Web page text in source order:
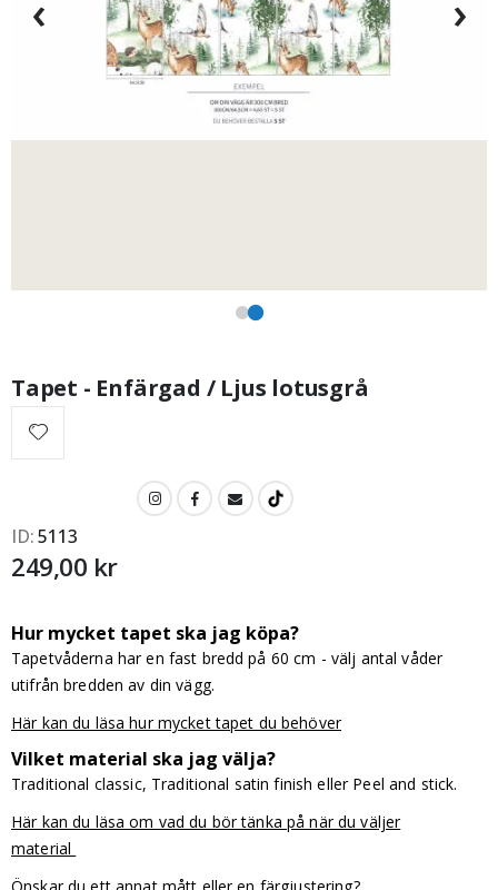
149,00 Kr
Tapet - Enfärgad / Ljus lotusgrå
ID 5113
249,00 kr
Hur mycket tapet ska jag köpa?
Tapetvåderna har en fast bredd på 60 cm - välj antal våder
utifrån bredden av din vägg.
Här kan du läsa hur mycket tapet du behöver
Vilket material ska jag välja?
Traditional classic, Traditional satin finish eller Peel and stick.
Här kan du läsa om vad du bör tänka på när du väljer
material